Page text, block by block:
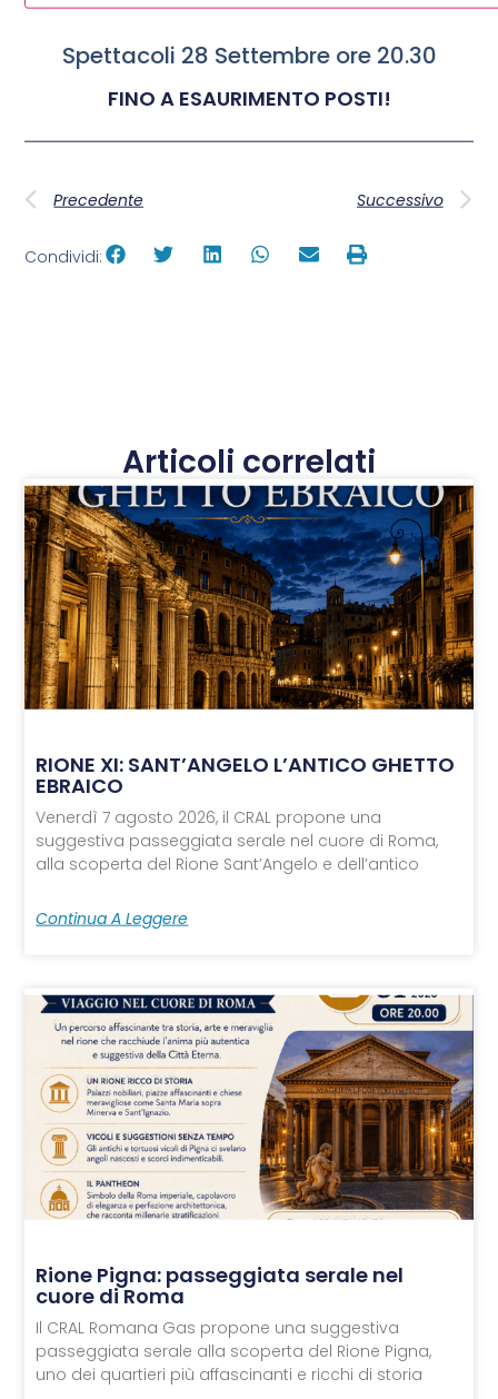
Spettacoli 28 Settembre ore 20.30
FINO A ESAURIMENTO POSTI!
Precedente Successivo
Condividi:
Articoli correlati
RIONE XI: SANT’ANGELO L’ANTICO GHETTO
EBRAICO
Venerdì 7 agosto 2026, il CRAL propone una
suggestiva passeggiata serale nel cuore di Roma,
alla scoperta del Rione Sant’Angelo e dell’antico
Continua A Leggere
Rione Pigna: passeggiata serale nel
cuore di Roma
Il CRAL Romana Gas propone una suggestiva
passeggiata serale alla scoperta del Rione Pigna,
uno dei quartieri più affascinanti e ricchi di storia